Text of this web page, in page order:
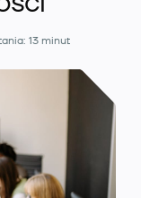
13 minut